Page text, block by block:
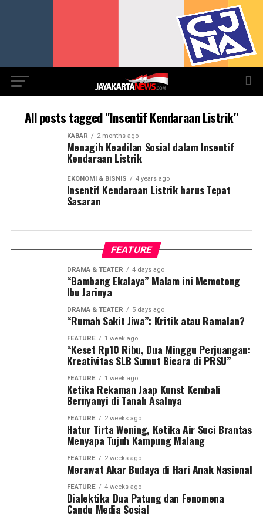
All posts tagged "Insentif Kendaraan Listrik"
KABAR 2 months ago
Menagih Keadilan Sosial dalam Insentif
Kendaraan Listrik
EKONOMI & BISNIS 4 years ago
Insentif Kendaraan Listrik harus Tepat
Sasaran
FEATURE
DRAMA & TEATER 4 days ago
“Bambang Ekalaya” Malam ini Memotong
Ibu Jarinya
DRAMA & TEATER 5 days ago
“Rumah Sakit Jiwa”: Kritik atau Ramalan?
FEATURE 1 week ago
“Keset Rp10 Ribu, Dua Minggu Perjuangan:
Kreativitas SLB Sumut Bicara di PRSU”
FEATURE 1 week ago
Ketika Rekaman Jaap Kunst Kembali
Bernyanyi di Tanah Asalnya
FEATURE 2 weeks ago
Hatur Tirta Wening, Ketika Air Suci Brantas
Menyapa Tujuh Kampung Malang
FEATURE 2 weeks ago
Merawat Akar Budaya di Hari Anak Nasional
FEATURE 4 weeks ago
Dialektika Dua Patung dan Fenomena
Candu Media Sosial